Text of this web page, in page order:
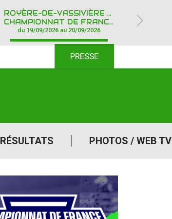
RÉSULTATS PHOTOS / WEB TV
PRESSE
ROYÈRE-DE-VASSIVIÈRE (23)
CHAMPIONNAT DE FRANCE CROSS COUNTRY IPONE
du 19/09/2026 au 20/09/2026